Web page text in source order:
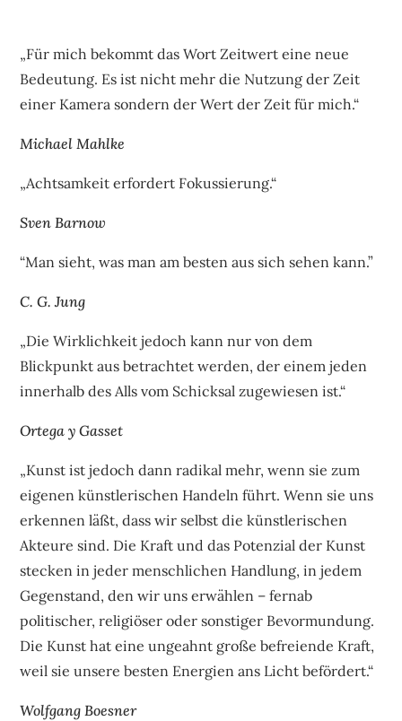
„Für mich bekommt das Wort Zeitwert eine neue
Bedeutung. Es ist nicht mehr die Nutzung der Zeit
einer Kamera sondern der Wert der Zeit für mich.“
Michael Mahlke
„Achtsamkeit erfordert Fokussierung.“
Sven Barnow
“Man sieht, was man am besten aus sich sehen kann.”
C. G. Jung
„Die Wirklichkeit jedoch kann nur von dem
Blickpunkt aus betrachtet werden, der einem jeden
innerhalb des Alls vom Schicksal zugewiesen ist.“
Ortega y Gasset
„Kunst ist jedoch dann radikal mehr, wenn sie zum
eigenen künstlerischen Handeln führt. Wenn sie uns
erkennen läßt, dass wir selbst die künstlerischen
Akteure sind. Die Kraft und das Potenzial der Kunst
stecken in jeder menschlichen Handlung, in jedem
Gegenstand, den wir uns erwählen – fernab
politischer, religiöser oder sonstiger Bevormundung.
Die Kunst hat eine ungeahnt große befreiende Kraft,
weil sie unsere besten Energien ans Licht befördert.“
Wolfgang Boesner